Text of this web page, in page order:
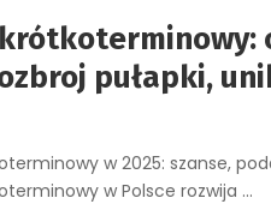
pułapki,
w 2025: szanse,
w Polsce rozwija ...